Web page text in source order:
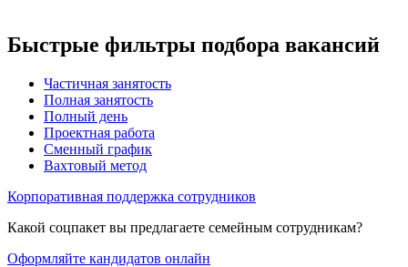
Быстрые фильтры подбора вакансий
Частичная занятость
Полная занятость
Полный день
Проектная работа
Сменный график
Вахтовый метод
Корпоративная поддержка сотрудников
Какой соцпакет вы предлагаете семейным сотрудникам?
Оформляйте кандидатов онлайн